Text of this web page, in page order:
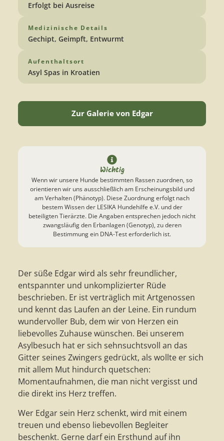
Erfolgt bei Ausreise
Medizinische Details
Gechipt, Geimpft, Entwurmt
Aufenthaltsort
Asyl Spas in Kroatien
Zur Galerie von Edgar
Wichtig
Wenn wir unsere Hunde bestimmten Rassen zuordnen, so
orientieren wir uns ausschließlich am Erscheinungsbild und
am Verhalten (Phänotyp). Diese Zuordnung erfolgt nach
bestem Wissen der LESIKA Hundehilfe e.V. und der
beteiligten Tierärzte. Die Angaben entsprechen jedoch nicht
zwangsläufig den Erbanlagen (Genotyp), zu deren
Bestimmung ein DNA-Test erforderlich ist.
Der süße Edgar wird als sehr freundlicher,
entspannter und unkomplizierter Rüde
beschrieben. Er ist verträglich mit Artgenossen
und kennt das Laufen an der Leine. Ein rundum
wundervoller Bub, dem wir von Herzen ein
liebevolles Zuhause wünschen. Bei unserem
Asylbesuch hat er sich sehnsuchtsvoll an das
Gitter seines Zwingers gedrückt, als wollte er sich
mit allem Mut hindurch quetschen:
Momentaufnahmen, die man nicht vergisst und
die direkt ins Herz treffen.
Wer Edgar sein Herz schenkt, wird mit einem
treuen und ebenso liebevollen Begleiter
beschenkt. Gerne darf ein Ersthund auf ihn